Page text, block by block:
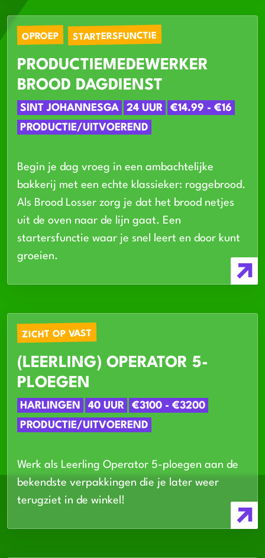
OPROEP STARTERSFUNCTIE
PRODUCTIEMEDEWERKER
BROOD DAGDIENST
SINT JOHANNESGA 24 UUR
€14.99 - €16
PRODUCTIE/UITVOEREND
Begin je dag vroeg in een ambachtelijke
bakkerij met een echte klassieker: roggebrood.
Als Brood Losser zorg je dat het brood netjes
uit de oven naar de lijn gaat. Een
startersfunctie waar je snel leert en door kunt
groeien.
ZICHT OP VAST
(LEERLING) OPERATOR 5-
PLOEGEN
HARLINGEN 40 UUR
€3100 - €3200
PRODUCTIE/UITVOEREND
Werk als Leerling Operator 5-ploegen aan de
bekendste verpakkingen die je later weer
terugziet in de winkel!